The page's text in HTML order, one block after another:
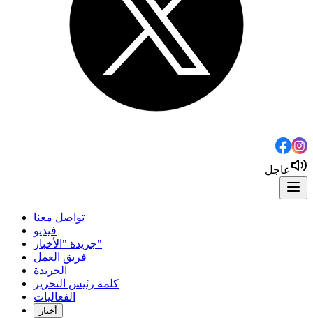
عاجل
تواصل معنا
فيديو
جريدة "الأخبار"
فريق العمل
الجريدة
كلمة رئيس التحرير
الفعاليات
أخبار